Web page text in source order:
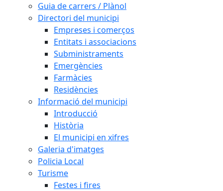
Guia de carrers / Plànol
Directori del municipi
Empreses i comerços
Entitats i associacions
Subministraments
Emergències
Farmàcies
Residències
Informació del municipi
Introducció
Història
El municipi en xifres
Galeria d'imatges
Policia Local
Turisme
Festes i fires